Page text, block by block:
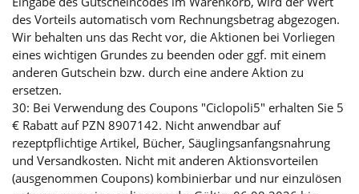
des Vorteils automatisch vom Rechnungsbetrag abgezogen.
Wir behalten uns das Recht vor, die Aktionen bei Vorliegen
eines wichtigen Grundes zu beenden oder ggf. mit einem
anderen Gutschein bzw. durch eine andere Aktion zu
ersetzen.
30: Bei Verwendung des Coupons "Ciclopoli5" erhalten Sie 5
€ Rabatt auf PZN 8907142. Nicht anwendbar auf
rezeptpflichtige Artikel, Bücher, Säuglingsanfangsnahrung
und Versandkosten. Nicht mit anderen Aktionsvorteilen
(ausgenommen Coupons) kombinierbar und nur einzulösen